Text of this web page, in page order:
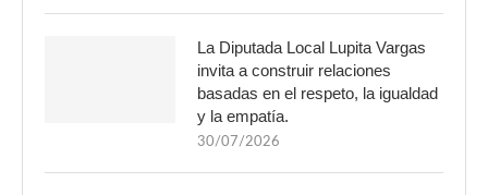
La Diputada Local Lupita Vargas
invita a construir relaciones
basadas en el respeto, la igualdad
y la empatía.
30/07/2026